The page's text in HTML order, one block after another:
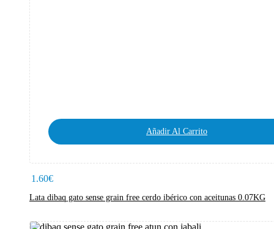
Añadir Al Carrito
1.60€
Lata dibaq gato sense grain free cerdo ibérico con aceitunas 0.07KG